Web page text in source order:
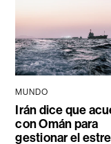
MUNDO
Irán dice que
con Omán para
gestionar el